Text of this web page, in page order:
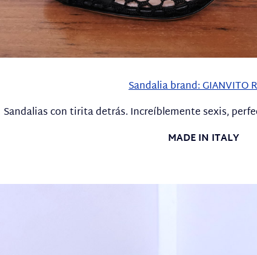
Sandalia brand: GIANVITO
Sandalias con tirita detrás. Increíblemente sexis,
MADE IN ITALY